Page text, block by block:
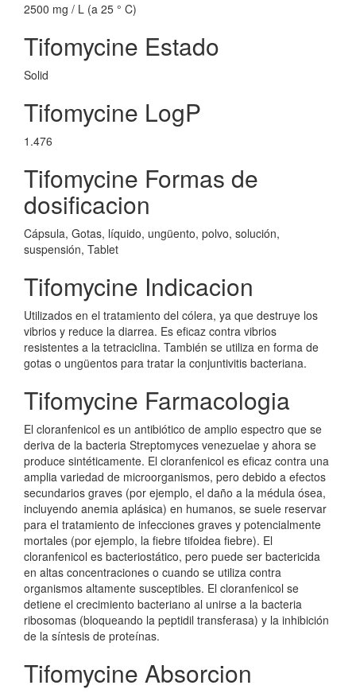
2500 mg / L (a 25 ° C)
Tifomycine Estado
Solid
Tifomycine LogP
1.476
Tifomycine Formas de
dosificacion
Cápsula, Gotas, líquido, ungüento, polvo, solución,
suspensión, Tablet
Tifomycine Indicacion
Utilizados en el tratamiento del cólera, ya que destruye los
vibrios y reduce la diarrea. Es eficaz contra vibrios
resistentes a la tetraciclina. También se utiliza en forma de
gotas o ungüentos para tratar la conjuntivitis bacteriana.
Tifomycine Farmacologia
El cloranfenicol es un antibiótico de amplio espectro que se
deriva de la bacteria Streptomyces venezuelae y ahora se
produce sintéticamente. El cloranfenicol es eficaz contra una
amplia variedad de microorganismos, pero debido a efectos
secundarios graves (por ejemplo, el daño a la médula ósea,
incluyendo anemia aplásica) en humanos, se suele reservar
para el tratamiento de infecciones graves y potencialmente
mortales (por ejemplo, la fiebre tifoidea fiebre). El
cloranfenicol es bacteriostático, pero puede ser bactericida
en altas concentraciones o cuando se utiliza contra
organismos altamente susceptibles. El cloranfenicol se
detiene el crecimiento bacteriano al unirse a la bacteria
ribosomas (bloqueando la peptidil transferasa) y la inhibición
de la síntesis de proteínas.
Tifomycine Absorcion